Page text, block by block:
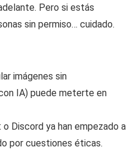
Pero si estás
sin permiso… cuidado.
imágenes sin
IA) puede meterte en
Discord ya han empezado a
por cuestiones éticas.